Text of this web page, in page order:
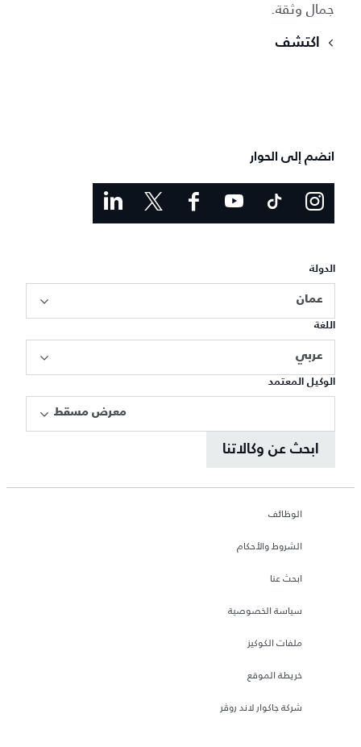
جمال وثقة.
اكتشف
انضم إلى الحوار
الدولة
عمان
اللغة
عربي
الوكيل المعتمد
معرض مسقط
ابحث عن وكالاتنا
الوظائف
الشروط والأحكام
ابحث عنا
سياسة الخصوصية
ملفات الكوكيز
خريطة الموقع
شركة جاكوار لاند روڤر